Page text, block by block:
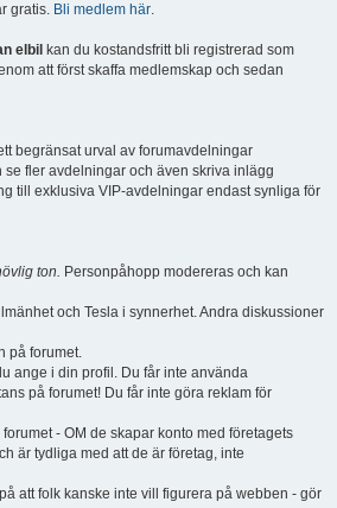
gratis. Bli medlem här.
elbil kan du kostandsfritt bli registrerad som
att först skaffa medlemskap och sedan
begränsat urval av forumavdelningar
fler avdelningar och även skriva inlägg
till exklusiva VIP-avdelningar endast synliga för
ton. Personpåhopp modereras och kan
och Tesla i synnerhet. Andra diskussioner
på forumet.
ange i din profil. Du får inte använda
på forumet! Du får inte göra reklam för
- OM de skapar konto med företagets
är tydliga med att de är företag, inte
att folk kanske inte vill figurera på webben - gör